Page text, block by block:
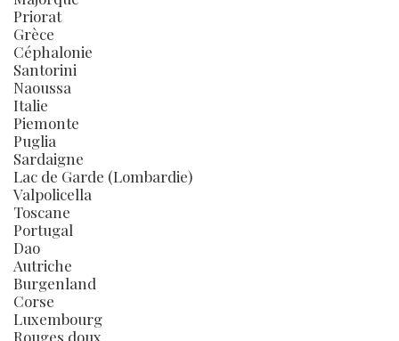
Priorat
Grèce
Céphalonie
Santorini
Naoussa
Italie
Piemonte
Puglia
Sardaigne
Lac de Garde (Lombardie)
Valpolicella
Toscane
Portugal
Dao
Autriche
Burgenland
Corse
Luxembourg
Rouges doux